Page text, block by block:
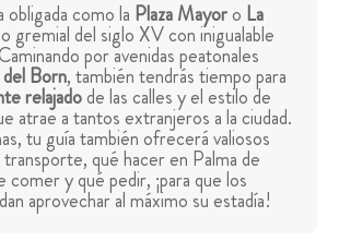
obligada como la Plaza Mayoro La
gremial del siglo XV con inigualable
por avenidas peatonales
Born, también tendrás tiempo para
relajadode las calles y el estilo de
atrae a tantos extranjeros a la ciudad.
tu guía también ofrecerá valiosos
qué hacer en Palma de
comer y qué pedir, ¡para que los
aprovechar al máximo su estadía!